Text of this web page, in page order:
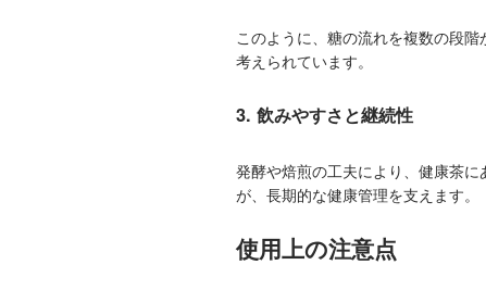
このように、糖の流れを複数の段
考えられています。
3. 飲みやすさと継続性
発酵や焙煎の工夫により、健康茶
が、長期的な健康管理を支えます。
使用上の注意点